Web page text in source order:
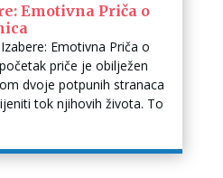
Emotivna Priča o
Emotivna Priča o
priče je obilježen
dvoje potpunih stranaca
tok njihovih života. To